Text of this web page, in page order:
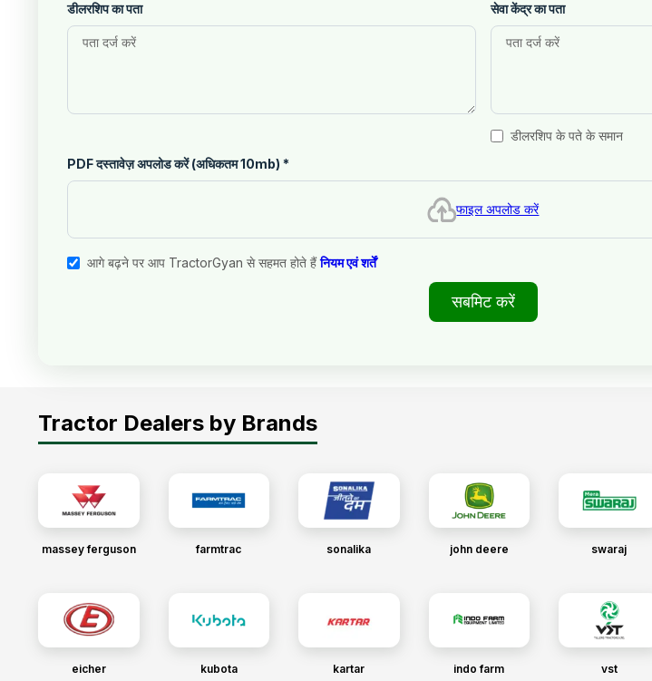
डीलरशिप का पता सेवा केंद्र का पता
डीलरशिप के पते के समान
PDF दस्तावेज़ अपलोड करें (अधिकतम 10mb) *
फाइल अपलोड करें
आगे बढ़ने पर आप TractorGyan से सहमत होते हैं नियम एवं शर्तें
सबमिट करें
Tractor Dealers by Brands
massey ferguson farmtrac sonalika john deere swaraj
eicher kubota kartar indo farm vst